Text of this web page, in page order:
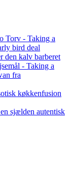
Torv - Taking a
bird deal
den kalv barberet
- Taking a
fra
køkkenfusion
sjælden autentisk